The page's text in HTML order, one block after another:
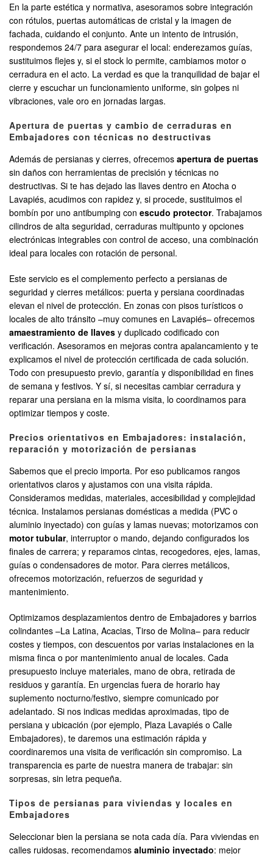
En la parte estética y normativa, asesoramos sobre integración
con rótulos, puertas automáticas de cristal y la imagen de
fachada, cuidando el conjunto. Ante un intento de intrusión,
respondemos 24/7 para asegurar el local: enderezamos guías,
sustituimos flejes y, si el stock lo permite, cambiamos motor o
cerradura en el acto. La verdad es que la tranquilidad de bajar el
cierre y escuchar un funcionamiento uniforme, sin golpes ni
vibraciones, vale oro en jornadas largas.
Apertura de puertas y cambio de cerraduras en
Embajadores con técnicas no destructivas
Además de persianas y cierres, ofrecemos apertura de puertas
sin daños con herramientas de precisión y técnicas no
destructivas. Si te has dejado las llaves dentro en Atocha o
Lavapiés, acudimos con rapidez y, si procede, sustituimos el
bombín por uno antibumping con escudo protector. Trabajamos
cilindros de alta seguridad, cerraduras multipunto y opciones
electrónicas integrables con control de acceso, una combinación
ideal para locales con rotación de personal.
Este servicio es el complemento perfecto a persianas de
seguridad y cierres metálicos: puerta y persiana coordinadas
elevan el nivel de protección. En zonas con pisos turísticos o
locales de alto tránsito –muy comunes en Lavapiés– ofrecemos
amaestramiento de llaves y duplicado codificado con
verificación. Asesoramos en mejoras contra apalancamiento y te
explicamos el nivel de protección certificada de cada solución.
Todo con presupuesto previo, garantía y disponibilidad en fines
de semana y festivos. Y sí, si necesitas cambiar cerradura y
reparar una persiana en la misma visita, lo coordinamos para
optimizar tiempos y coste.
Precios orientativos en Embajadores: instalación,
reparación y motorización de persianas
Sabemos que el precio importa. Por eso publicamos rangos
orientativos claros y ajustamos con una visita rápida.
Consideramos medidas, materiales, accesibilidad y complejidad
técnica. Instalamos persianas domésticas a medida (PVC o
aluminio inyectado) con guías y lamas nuevas; motorizamos con
motor tubular, interruptor o mando, dejando configurados los
finales de carrera; y reparamos cintas, recogedores, ejes, lamas,
guías o condensadores de motor. Para cierres metálicos,
ofrecemos motorización, refuerzos de seguridad y
mantenimiento.
Optimizamos desplazamientos dentro de Embajadores y barrios
colindantes –La Latina, Acacias, Tirso de Molina– para reducir
costes y tiempos, con descuentos por varias instalaciones en la
misma finca o por mantenimiento anual de locales. Cada
presupuesto incluye materiales, mano de obra, retirada de
residuos y garantía. En urgencias fuera de horario hay
suplemento nocturno/festivo, siempre comunicado por
adelantado. Si nos indicas medidas aproximadas, tipo de
persiana y ubicación (por ejemplo, Plaza Lavapiés o Calle
Embajadores), te daremos una estimación rápida y
coordinaremos una visita de verificación sin compromiso. La
transparencia es parte de nuestra manera de trabajar: sin
sorpresas, sin letra pequeña.
Tipos de persianas para viviendas y locales en
Embajadores
Seleccionar bien la persiana se nota cada día. Para viviendas en
calles ruidosas, recomendamos aluminio inyectado: mejor